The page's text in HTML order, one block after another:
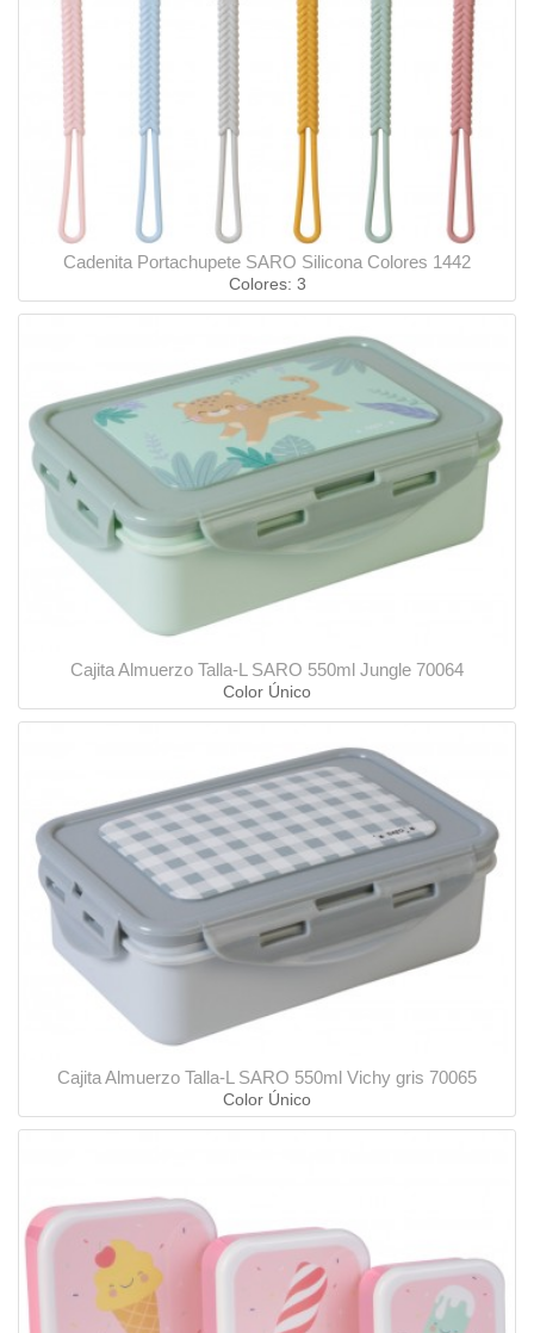
Cadenita Portachupete SARO Silicona Colores 1442
Colores: 3
Cajita Almuerzo Talla-L SARO 550ml Jungle 70064
Color Único
Cajita Almuerzo Talla-L SARO 550ml Vichy gris 70065
Color Único